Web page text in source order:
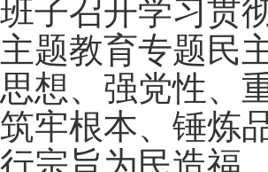
班子召开学习贯
主题教育专题民
思想、强党性、
筑牢根本、锤炼
行宗旨为民造福